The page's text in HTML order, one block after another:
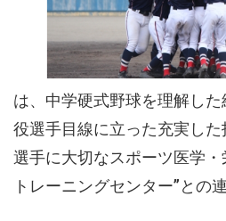
は、中学硬式野球を理解し
役選手目線に立った充実し
選手に大切なスポーツ医学・
トレーニングセンター”との